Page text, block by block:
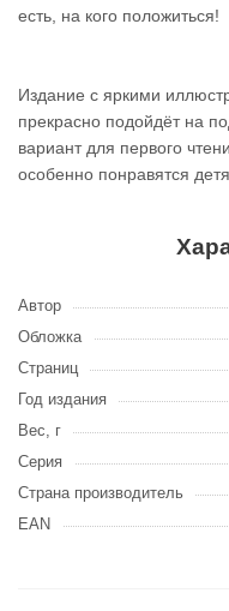
есть, на кого положиться!
Издание с яркими
прекрасно подойдёт на
вариант для первого
особенно понравятся
Автор
Обложка
Страниц
Год издания
Вес, г
Серия
Страна производитель
EAN